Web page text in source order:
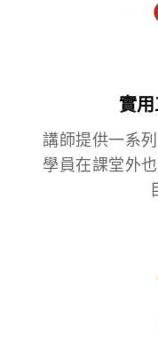
實
講師提供一系
學員在課堂外